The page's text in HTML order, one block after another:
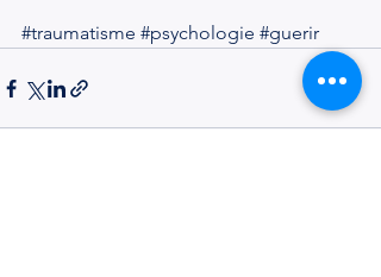
#traumatisme #psychologie #guerir